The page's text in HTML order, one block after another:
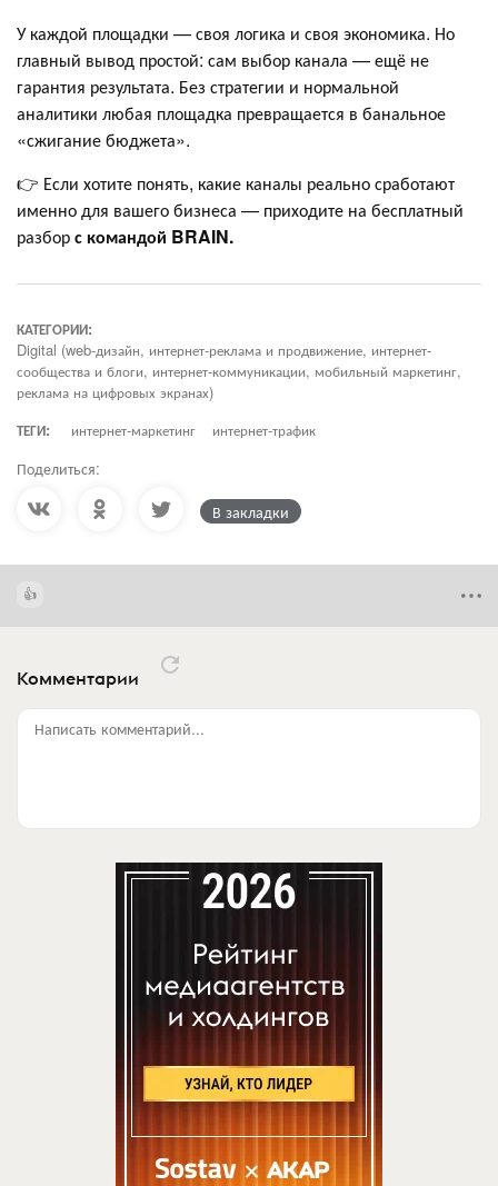
У каждой площадки — своя логика и своя экономика. Но
главный вывод простой: сам выбор канала — ещё не
гарантия результата. Без стратегии и нормальной
аналитики любая площадка превращается в банальное
«сжигание бюджета».
👉 Если хотите понять, какие каналы реально сработают
именно для вашего бизнеса — приходите на бесплатный
разборс командой BRAIN.
КАТЕГОРИИ:
Digital (web-дизайн, интернет-реклама и продвижение, интернет-
сообщества и блоги, интернет-коммуникации, мобильный маркетинг,
реклама на цифровых экранах)
ТЕГИ:
интернет-маркетинг интернет-трафик
Поделиться:
В закладки
Комментарии
Написать комментарий...